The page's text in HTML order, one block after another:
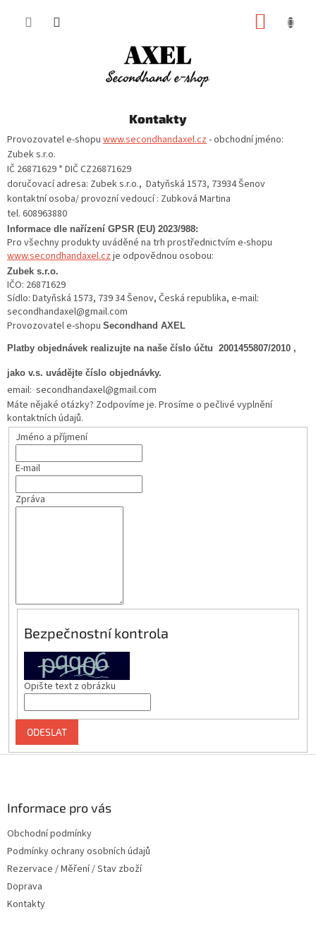
Kontakty
Provozovatel e-shopu www.secondhandaxel.cz- obchodní jméno:
Zubek s.r.o.
IČ 26871629 * DIČ CZ26871629
doručovací adresa: Zubek s.r.o., Datyňská 1573, 73934 Šenov
kontaktní osoba/ provozní vedoucí : Zubková Martina
tel. 608963880
Informace dle nařízení GPSR (EU) 2023/988:
Pro všechny produkty uváděné na trh prostřednictvím e-shopu
www.secondhandaxel.czje odpovědnou osobou:
Zubek s.r.o.
IČO: 26871629
Sídlo: Datyňská 1573, 739 34 Šenov, Česká republika, e-mail:
secondhandaxel@gmail.com
Provozovatel e-shopu Secondhand AXEL
Platby objednávek realizujte na naše číslo účtu 2001455807/2010 ,
jako v.s. uvádějte číslo objednávky.
email: secondhandaxel@gmail.com
Máte nějaké otázky? Zodpovíme je. Prosíme o pečlivé vyplnění
kontaktních údajů.
Jméno a příjmení
E-mail
Zpráva
Bezpečnostní kontrola
Opište text z obrázku
ODESLAT
Informace pro vás
Obchodní podmínky
Podmínky ochrany osobních údajů
Rezervace / Měření / Stav zboží
Doprava
Kontakty